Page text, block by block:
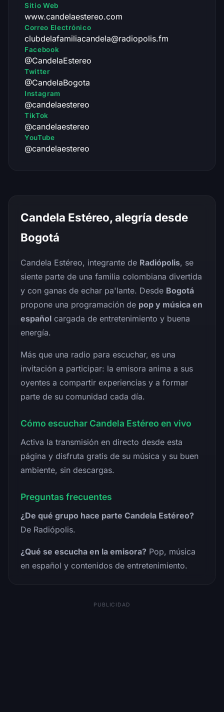
Sitio Web
www.candelaestereo.com
Correo Electrónico
clubdelafamiliacandela@radiopolis.fm
Facebook
@CandelaEstereo
Twitter
@CandelaBogota
Instagram
@candelaestereo
TikTok
@candelaestereo
YouTube
@candelaestereo
Candela Estéreo, alegría desde
Bogotá
Candela Estéreo, integrante de Radiópolis, se
siente parte de una familia colombiana divertida
y con ganas de echar pa'lante. Desde Bogotá
propone una programación de pop y música en
español cargada de entretenimiento y buena
energía.
Más que una radio para escuchar, es una
invitación a participar: la emisora anima a sus
oyentes a compartir experiencias y a formar
parte de su comunidad cada día.
Cómo escuchar Candela Estéreo en vivo
Activa la transmisión en directo desde esta
página y disfruta gratis de su música y su buen
ambiente, sin descargas.
Preguntas frecuentes
¿De qué grupo hace parte Candela Estéreo?
De Radiópolis.
¿Qué se escucha en la emisora? Pop, música
en español y contenidos de entretenimiento.
PUBLICIDAD